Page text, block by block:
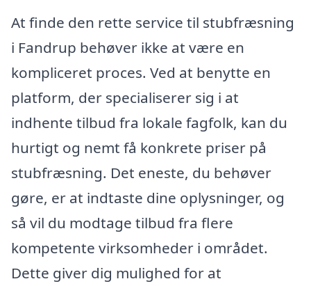
At finde den rette service til stubfræsning
i Fandrup behøver ikke at være en
kompliceret proces. Ved at benytte en
platform, der specialiserer sig i at
indhente tilbud fra lokale fagfolk, kan du
hurtigt og nemt få konkrete priser på
stubfræsning. Det eneste, du behøver
gøre, er at indtaste dine oplysninger, og
så vil du modtage tilbud fra flere
kompetente virksomheder i området.
Dette giver dig mulighed for at